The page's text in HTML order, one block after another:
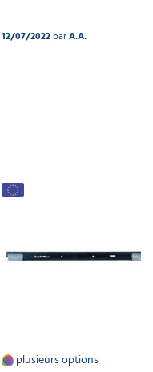
plusieurs options
12/07/2022parA.A.